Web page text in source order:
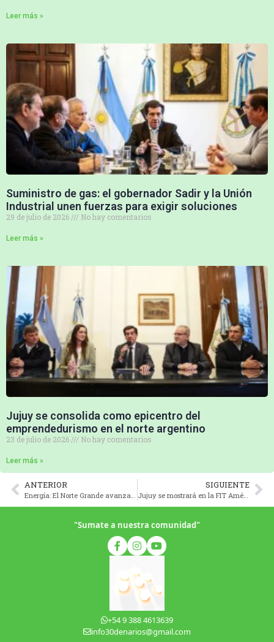
Leer más »
Suministro de gas: el gobernador Sadir y la Unión
Industrial unen fuerzas para exigir soluciones
29 de julio de 2026 No hay comentarios
Leer más »
Jujuy se consolida como epicentro del
emprendedurismo en el norte argentino
23 de julio de 2026 No hay comentarios
Leer más »
ANTERIOR SIGUIENTE
Jujuy se mostrará en la FIT América Latina
"Sumate a nuestra comunidad"
+54 9 388 4613639
info30denarios@gmail.com